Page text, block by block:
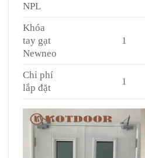
NPL
Khóa
tay gạt
Newneo
1
Chi phí
lắp đặt
1